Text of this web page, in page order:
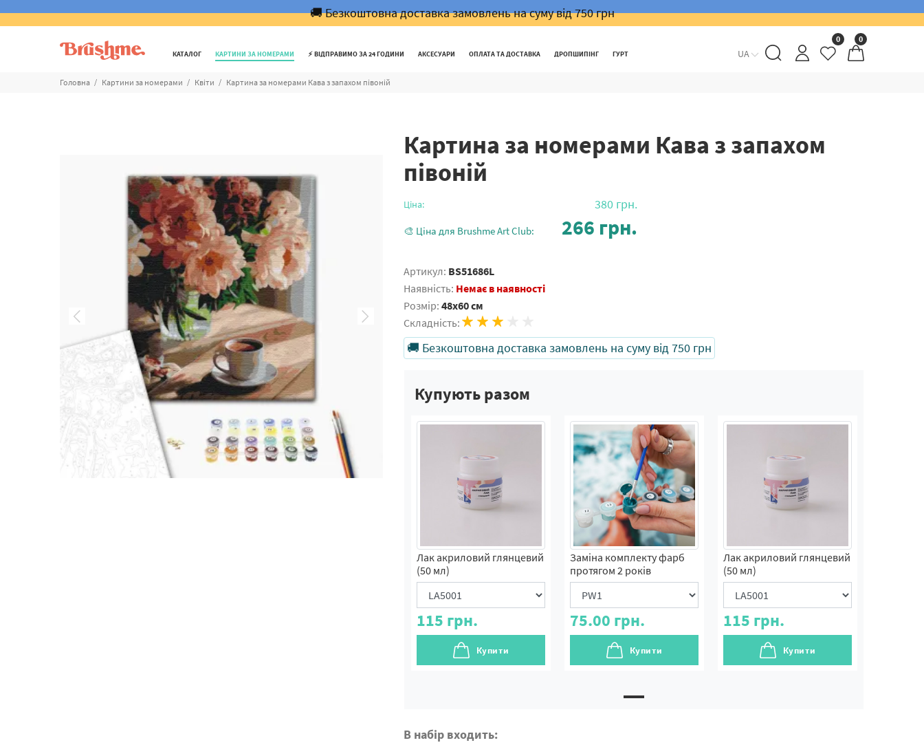
🚚 Безкоштовна доставка замовлень на суму від 750 грн
КАТАЛОГ КАРТИНИ ЗА НОМЕРАМИ ⚡️ ВІДПРАВИМО ЗА 24 ГОДИНИ АКСЕСУАРИ ОПЛАТА ТА ДОСТАВКА ДРОПШИПІНГ ГУРТ UA
0 0
Головна Картини за номерами Квіти Картина за номерами Кава з запахом півоній
Картина за номерами Кава з запахом
півоній
Ціна: 380 грн.
🎨 Ціна для Brushme Art Club: 266 грн.
Артикул: BS51686L
Наявність: Немає в наявності
Розмір: 48x60 см
Складність:
🚚 Безкоштовна доставка замовлень на суму від 750 грн
Купують разом
Лак акриловий глянцевий
(50 мл)
115 грн.
Купити
Заміна комплекту фарб
протягом 2 років
75.00 грн.
Купити
Лак акриловий глянцевий
(50 мл)
115 грн.
Купити
В набір входить: